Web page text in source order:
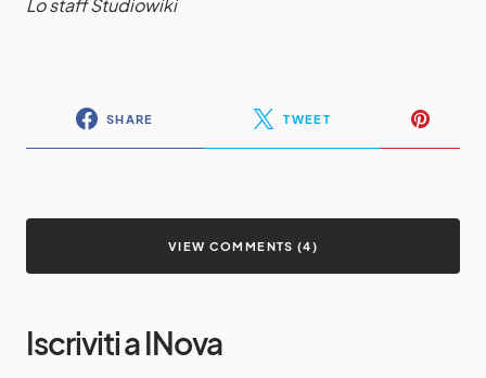
Lo staff Studiowiki
SHARE TWEET
VIEW COMMENTS (4)
Iscriviti a INova